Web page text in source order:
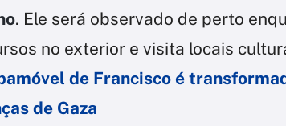
. Ele será observado de perto
no exterior e visita locais
de Francisco é
de Gaza